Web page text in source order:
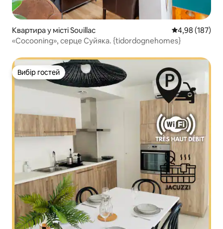
Квартира у місті Souillac Середня
4,98 (187)
«Cocooning», серце Суйяка. {tidordognehomes}
Вибір гостей
Вибір гостей